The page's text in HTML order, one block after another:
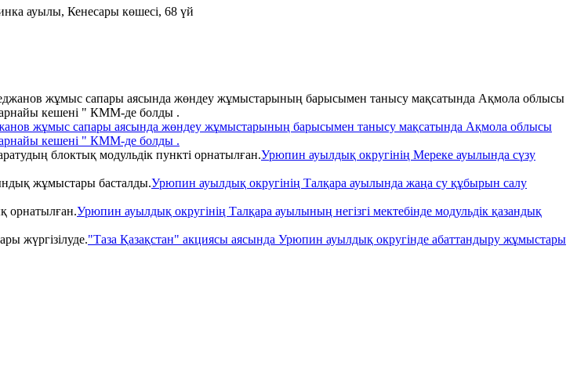
ауылы, Кенесары көшесі, 68 үй
жұмыс сапары аясында жөндеу жұмыстарының барысымен танысу мақсатында Ақмола облысы
кешені " КММ-де болды .
Урюпин ауылдық округінің Мереке ауылында сүзу
Урюпин ауылдық округінің Талқара ауылында жаңа су құбырын салу
Урюпин ауылдық округінің Талқара ауылының негізгі мектебінде модульдік қазандық
"Таза Қазақстан" акциясы аясында Урюпин ауылдық округінде абаттандыру жұмыстары